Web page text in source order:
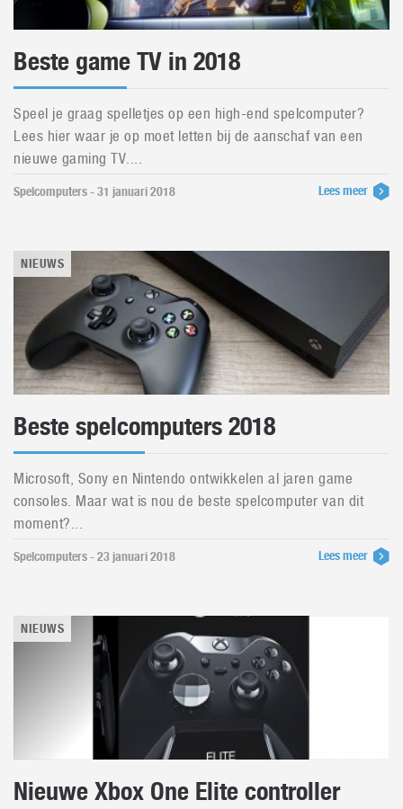
Beste game TV in 2018
Speel je graag spelletjes op een high-end spelcomputer?
Lees hier waar je op moet letten bij de aanschaf van een
nieuwe gaming TV....
Spelcomputers - 31 januari 2018 Lees meer
NIEUWS
Beste spelcomputers 2018
Microsoft, Sony en Nintendo ontwikkelen al jaren game
consoles. Maar wat is nou de beste spelcomputer van dit
moment?...
Spelcomputers - 23 januari 2018 Lees meer
NIEUWS
Nieuwe Xbox One Elite controller